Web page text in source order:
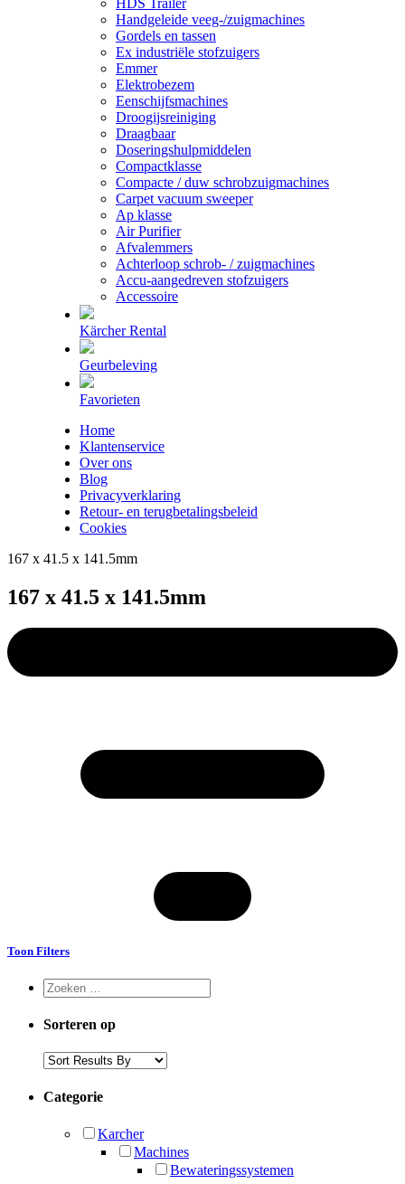
Handgeleide veeg-/zuigmachines
Gordels en tassen
Ex industriële stofzuigers
Emmer
Elektrobezem
Eenschijfsmachines
Droogijsreiniging
Draagbaar
Doseringshulpmiddelen
Compactklasse
Compacte / duw schrobzuigmachines
Carpet vacuum sweeper
Ap klasse
Air Purifier
Afvalemmers
Achterloop schrob- / zuigmachines
Accu-aangedreven stofzuigers
Accessoire
Kärcher Rental
Geurbeleving
Favorieten
Home
Klantenservice
Over ons
Blog
Privacyverklaring
Retour- en terugbetalingsbeleid
Cookies
167 x 41.5 x 141.5mm
167 x 41.5 x 141.5mm
Toon Filters
Sorteren op
Categorie
Karcher
Machines
Bewateringssystemen